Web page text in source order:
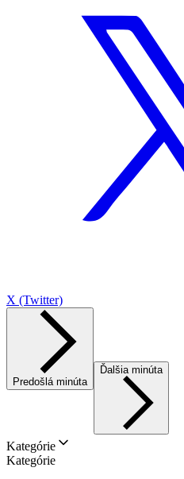
X (Twitter)
Predošlá minúta
Ďalšia minúta
Kategórie
Kategórie